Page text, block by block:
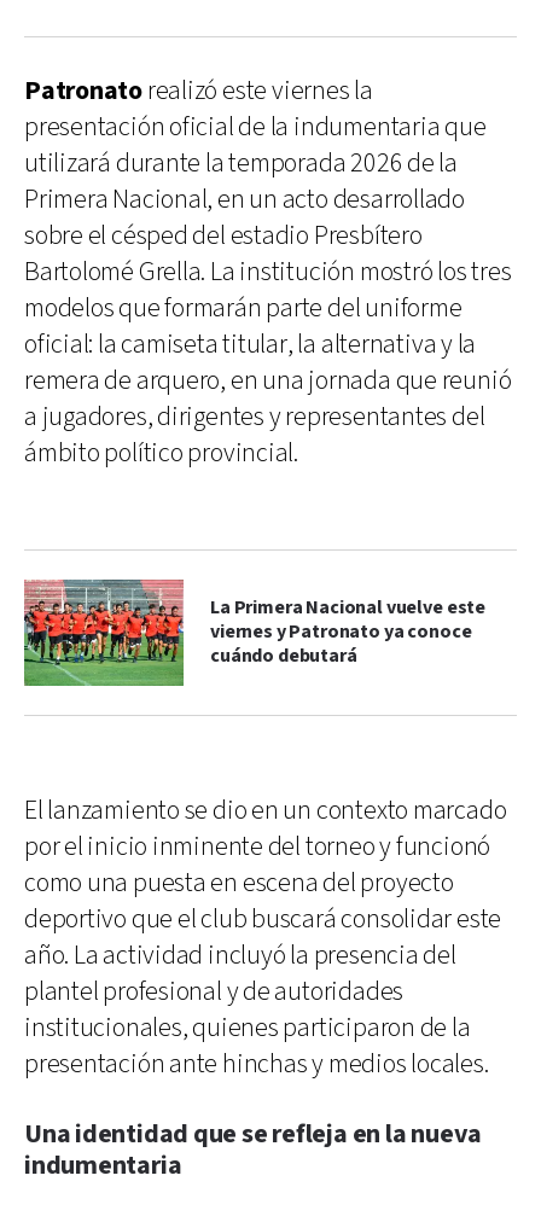
Patronatorealizó este viernes la
presentación oficial de la indumentaria que
utilizará durante la temporada 2026 de la
Primera Nacional, en un acto desarrollado
sobre el césped del estadio Presbítero
Bartolomé Grella. La institución mostró los tres
modelos que formarán parte del uniforme
oficial: la camiseta titular, la alternativa y la
remera de arquero, en una jornada que reunió
a jugadores, dirigentes y representantes del
ámbito político provincial.
La Primera Nacional vuelve este
viernes y Patronato ya conoce
cuándo debutará
El lanzamiento se dio en un contexto marcado
por el inicio inminente del torneo y funcionó
como una puesta en escena del proyecto
deportivo que el club buscará consolidar este
año. La actividad incluyó la presencia del
plantel profesional y de autoridades
institucionales, quienes participaron de la
presentación ante hinchas y medios locales.
Una identidad que se refleja en la nueva
indumentaria